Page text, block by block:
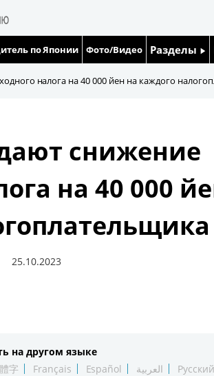
по Японии Фото/Видео Разделы
Люди
Политика
Общество
Токио
налога на 40 000 йен на каждого
снижение
на 40 000
25.10.2023
на другом языке
字 Français Español العربية Русский